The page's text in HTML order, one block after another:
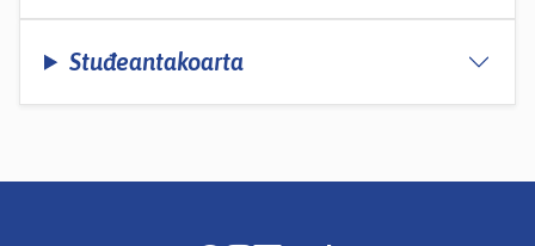
Stuđeantakoarta